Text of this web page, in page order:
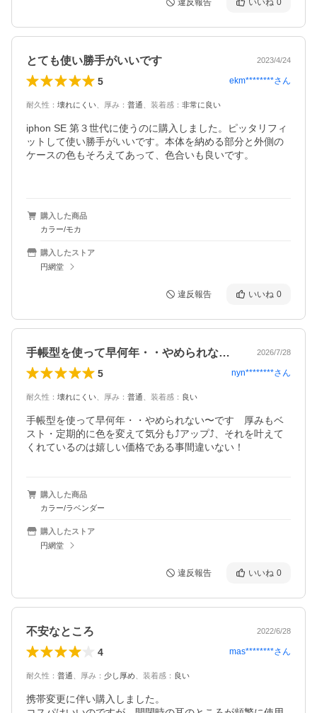
違反報告 いいね 0
とても使い勝手がいいです 2023/4/24
5 ekm********さん
耐久性 ： 壊れにくい 厚み ： 普通 装着感 ： 非常に良い
iphon SE 第３世代に使うのに購入しました。ピッタリフィ
ットして使い勝手がいいです。本体を納める部分と外側の
ケースの色もそろえてあって、色合いも良いです。
購入した商品
カラー/モカ
購入したストア
円網堂
違反報告 いいね 0
手帳型を使って早何年・・やめられない〜… 2026/7/28
5 nyn********さん
耐久性 ： 壊れにくい 厚み ： 普通 装着感 ： 良い
手帳型を使って早何年・・やめられない〜です　厚みもベ
スト・定期的に色を変えて気分も⤴️アップ⤴️、それを叶えて
くれているのは嬉しい価格である事間違いない！
購入した商品
カラー/ラベンダー
購入したストア
円網堂
違反報告 いいね 0
不安なところ 2022/6/28
4 mas********さん
耐久性 ： 普通 厚み ： 少し厚め 装着感 ： 良い
携帯変更に伴い購入しました。